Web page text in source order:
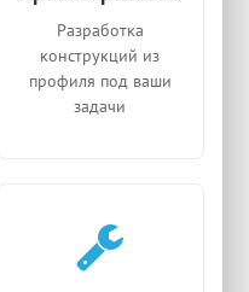
Разработка
конструкций из
профиля под ваши
задачи